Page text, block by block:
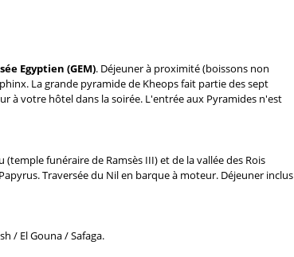
Egyptien (GEM). Déjeuner à proximité (boissons non
La grande pyramide de Kheops fait partie des sept
à votre hôtel dans la soirée. L'entrée aux Pyramides n'est
funéraire de Ramsès III) et de la vallée des Rois
Traversée du Nil en barque à moteur. Déjeuner inclus
/ El Gouna / Safaga.